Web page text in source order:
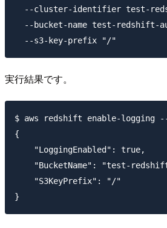
--cluster-identifier test-
--bucket-name test-redshift-
実行結果です。
$ aws redshift enable-
{
    "LoggingEnabled": true,
"BucketName": "test-
    "S3KeyPrefix": "/"